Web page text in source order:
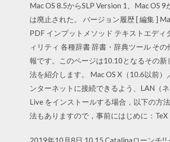
Mac OS 8.5からSLP Version 1、Mac OS
は廃止された。 バージョン履歴 [ 編集 ]
PDF インプットメソッド テキストエデ
ィリティ 各種辞書 辞書・辞典ツール そ
報です。このページは10.10となるその
法を紹介します。 Mac OS X（10.6以前
ンターネットに接続できるよう、LAN（
Live をインストールする場合，以下の方
法もありますので，事前にはじめに：
2019年10月8日 10.15 Catalinaローンチ!!